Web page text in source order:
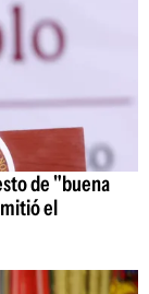
de "buena
el